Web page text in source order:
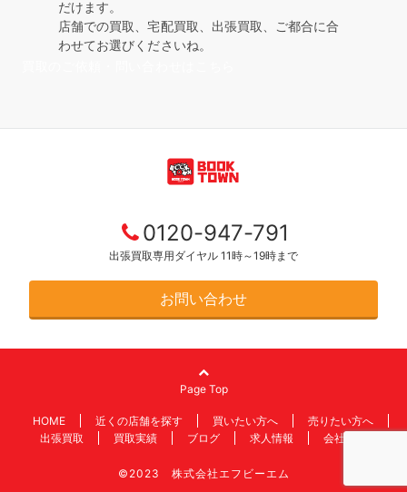
だけます。
店舗での買取、宅配買取、出張買取、ご都合に合
わせてお選びくださいね。
0120-947-791
出張買取専用ダイヤル 11時～19時まで
お問い合わせ
Page Top
HOME 近くの店舗を探す 買いたい方へ
売りたい方へ
出張買取
買取実績 ブログ 求人情報 会社情報
©2023 株式会社エフビーエム